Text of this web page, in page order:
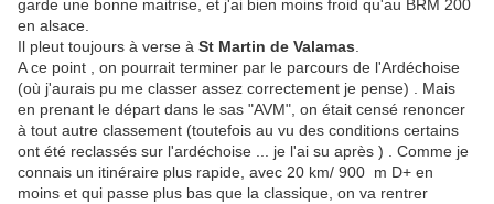
garde une bonne maitrise, et j'ai bien moins froid qu'au BRM 200
en alsace.
Il pleut toujours à verse à St Martin de Valamas
A ce point , on pourrait terminer par le parcours de l'Ardéchoise
(où j'aurais pu me classer assez correctement je pense) . Mais
en prenant le départ dans le sas "AVM", on était censé renoncer
à tout autre classement (toutefois au vu des conditions certains
ont été reclassés sur l'ardéchoise ... je l'ai su après ) . Comme je
connais un itinéraire plus rapide, avec 20 km/ 900 m D+ en
moins et qui passe plus bas que la classique, on va rentrer